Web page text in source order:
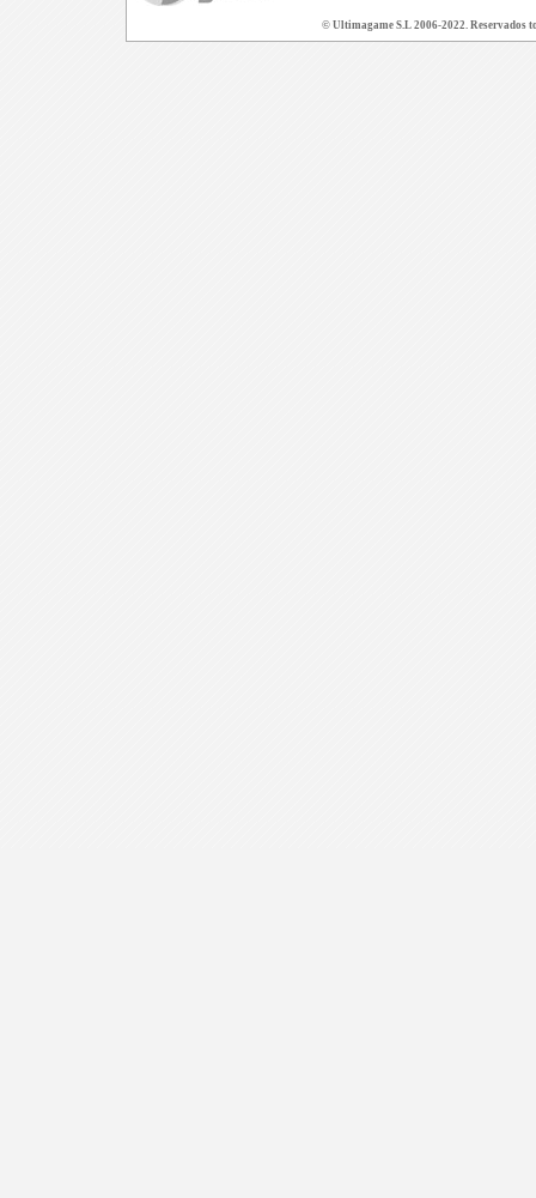
© Ultimagame S.L 2006-2022. Reservados